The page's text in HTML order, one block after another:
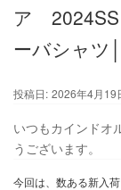
ア
ーバシャツ
投稿日: 2026年4月19
いつもカインドオ
うございます。
今回は、数ある新入